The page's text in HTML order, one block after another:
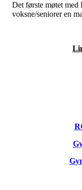
Det første møtet
voksne/seniorer en